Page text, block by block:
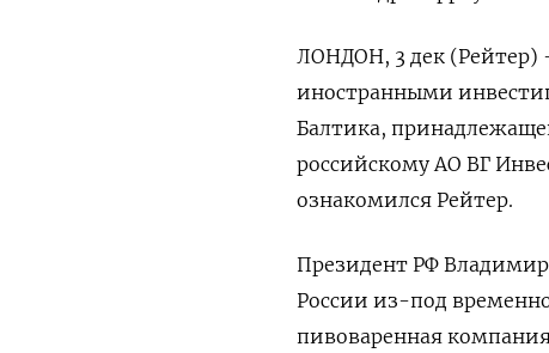
ЛОНДОН, 3 дек (Рейтер)
иностранными
Балтика,
российскому АО ВГ
ознакомился Рейтер.
Президент РФ
России из-под
пивоваренная